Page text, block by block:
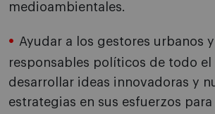
medioambientales.
Ayudar a los gestores urbanos
responsables políticos de todo el
desarrollar ideas innovadoras y
estrategias en sus esfuerzos